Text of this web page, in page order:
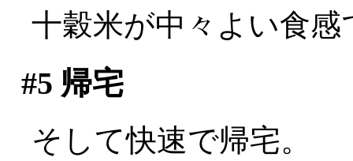
十穀米が中々よい食
#5 帰宅
そして快速で帰宅。